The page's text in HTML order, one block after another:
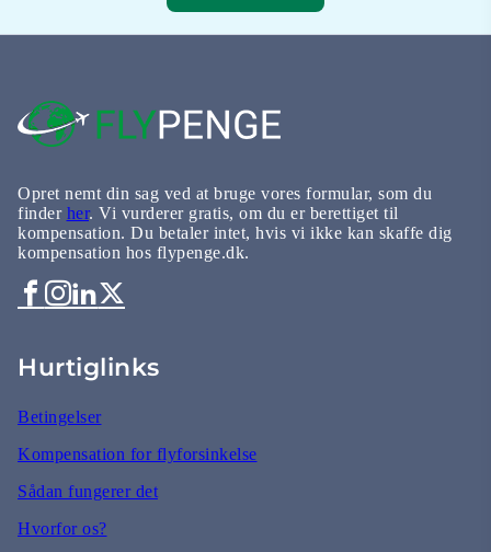
Opret nemt din sag ved at bruge vores formular, som du
finder her. Vi vurderer gratis, om du er berettiget til
kompensation. Du betaler intet, hvis vi ikke kan skaffe dig
kompensation hos flypenge.dk.
Hurtiglinks
Betingelser
Kompensation for flyforsinkelse
Sådan fungerer det
Hvorfor os?